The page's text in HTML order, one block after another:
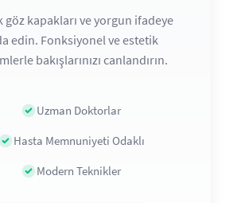
göz kapakları ve yorgun ifadeye
edin. Fonksiyonel ve estetik
bakışlarınızı canlandırın.
Uzman Doktorlar
Hasta Memnuniyeti Odaklı
Modern Teknikler